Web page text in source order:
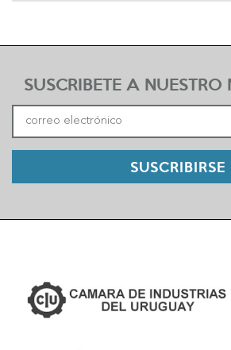
SUSCRIBETE A NUESTRO
SUSCRIBIRSE